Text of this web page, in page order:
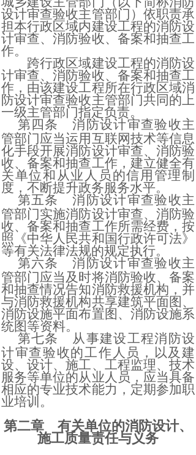
设计审查验收主管部门）依职责承
担本行政区域内建设工程的消防设
计审查、消防验收、备案和抽查工
作。
跨行政区域建设工程的消防设
计审查、消防验收、备案和抽查工
作，由该建设工程所在行政区域消
防设计审查验收主管部门共同的上
一级主管部门指定负责。
第四条
消防设计审查验收主
管部门应当运用互联网技术等信息
化手段开展消防设计审查、消防验
收、备案和抽查工作，建立健全有
关单位和从业人员的信用管理制
度，不断提升政务服务水平。
第五条
消防设计审查验收主
管部门实施消防设计审查、消防验
收、备案和抽查工作所需经费，按
照《中华人民共和国行政许可法》
等有关法律法规的规定执行。
第六条
消防设计审查验收主
管部门应当及时将消防验收、备案
和抽查情况告知消防救援机构，并
与消防救援机构共享建筑平面图、
消防设施平面布置图、消防设施系
统图等资料。
第七条
从事建设工程消防设
计审查验收的工作人员，以及建
设、设计、施工、工程监理、技术
服务等单位的从业人员，应当具备
相应的专业技术能力，定期参加职
业培训。
第二章 有关单位的消防设计、
施工质量责任与义务